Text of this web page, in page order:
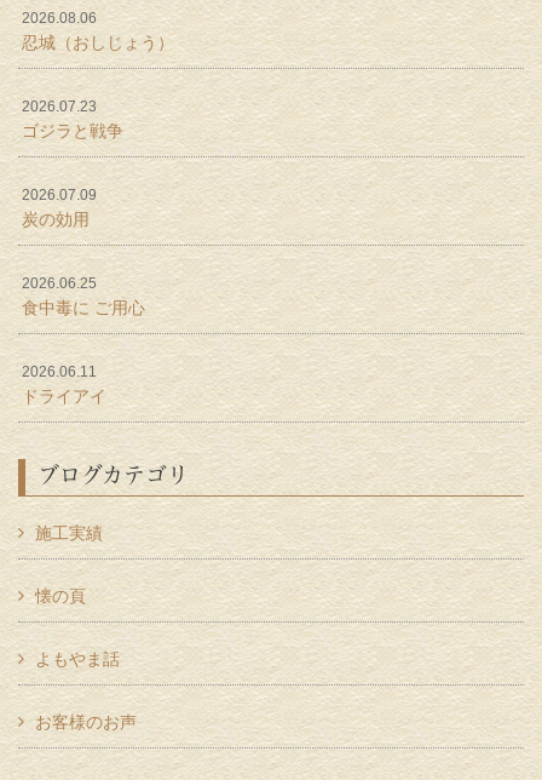
2026.08.06
忍城（おしじょう）
2026.07.23
ゴジラと戦争
2026.07.09
炭の効用
2026.06.25
食中毒に ご用心
2026.06.11
ドライアイ
ブログカテゴリ
施工実績
懐の頁
よもやま話
お客様のお声